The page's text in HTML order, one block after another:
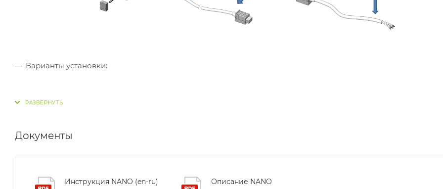
Варианты установки:
Документы
Инструкция NANO (en-ru) Описание NANO